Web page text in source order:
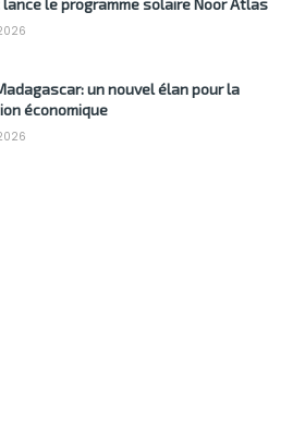
lance le programme solaire Noor Atlas
un nouvel élan pour la
économique